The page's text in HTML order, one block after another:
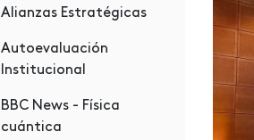
Alianzas Estratégicas
Autoevaluación
Institucional
BBC News - Física
cuántica